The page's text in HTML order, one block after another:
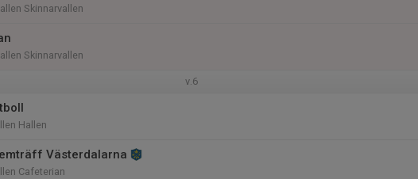
Skinnarvallen
Skinnarvallen
v.6
Hallen
Västerdalarna
Cafeterian